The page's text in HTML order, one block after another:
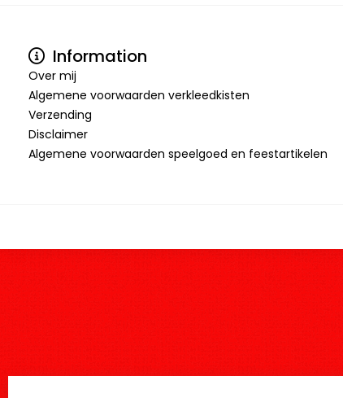
Information
Over mij
Algemene voorwaarden verkleedkisten
Verzending
Disclaimer
Algemene voorwaarden speelgoed en feestartikelen